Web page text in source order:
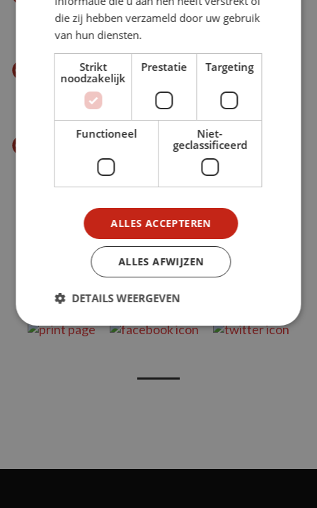
blokjes. Haal de sperziebonen af en snijd ze in
drieën.
Schep de aardappelblokjes en sperziebonen
door de goulash en smoor het gerecht in nog
ca. 45 minuten zachtjes gaar.
BEKIJK ONZE ACTIES
die zij hebben verzameld door uw gebruik
van hun diensten.
Strikt
noodzakelijk
Prestatie Targeting
Functioneel
Niet-
geclassificeerd
ALLES ACCEPTEREN
ALLES AFWIJZEN
DETAILS WEERGEVEN